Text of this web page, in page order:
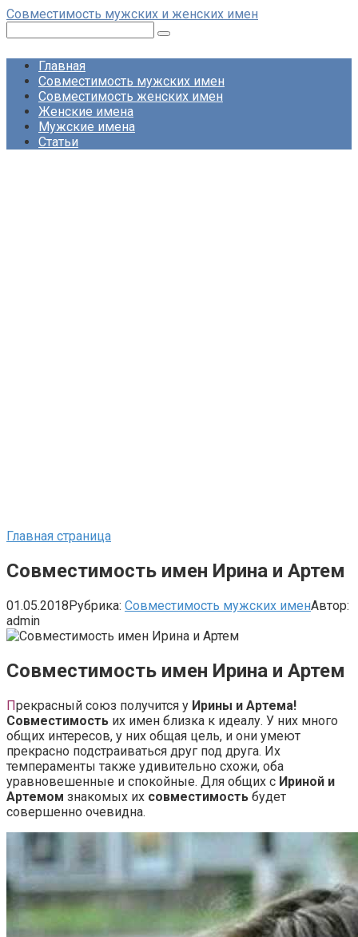
Перейти
контенту
Совместимость мужских и женских имен
Главная
Совместимость мужских имен
Совместимость женских имен
Женские имена
Мужские имена
Статьи
Главная страница
Совместимость имен Ирина и Артем
01.05.2018Рубрика: Совместимость мужских именАвтор:
admin
Совместимость имен Ирина и Артем
Прекрасный союз получится у Ирины и Артема!
Совместимость их имен близка к идеалу. У них много
общих интересов, у них общая цель, и они умеют
прекрасно подстраиваться друг под друга. Их
темпераменты также удивительно схожи, оба
уравновешенные и спокойные. Для общих с Ириной и
Артемом знакомых их совместимость будет
совершенно очевидна.